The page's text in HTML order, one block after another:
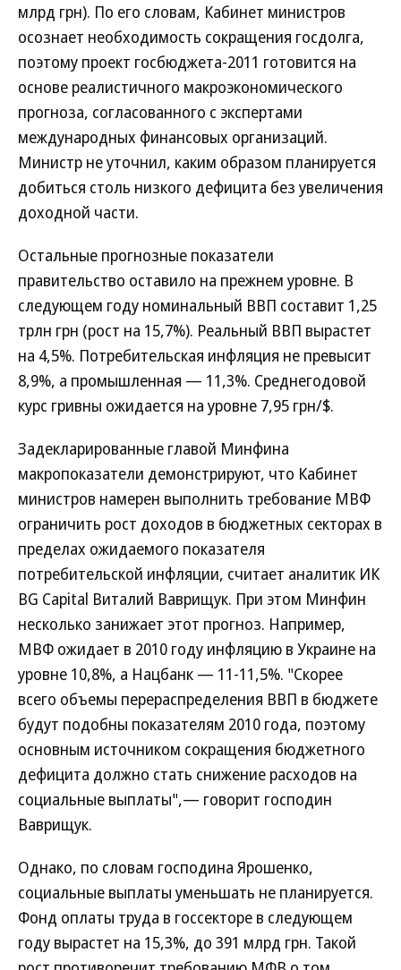
млрд грн). По его словам, Кабинет министров
осознает необходимость сокращения госдолга,
поэтому проект госбюджета-2011 готовится на
основе реалистичного макроэкономического
прогноза, согласованного с экспертами
международных финансовых организаций.
Министр не уточнил, каким образом планируется
добиться столь низкого дефицита без увеличения
доходной части.
Остальные прогнозные показатели
правительство оставило на прежнем уровне. В
следующем году номинальный ВВП составит 1,25
трлн грн (рост на 15,7%). Реальный ВВП вырастет
на 4,5%. Потребительская инфляция не превысит
8,9%, а промышленная — 11,3%. Среднегодовой
курс гривны ожидается на уровне 7,95 грн/$.
Задекларированные главой Минфина
макропоказатели демонстрируют, что Кабинет
министров намерен выполнить требование МВФ
ограничить рост доходов в бюджетных секторах в
пределах ожидаемого показателя
потребительской инфляции, считает аналитик ИК
BG Capital Виталий Ваврищук. При этом Минфин
несколько занижает этот прогноз. Например,
МВФ ожидает в 2010 году инфляцию в Украине на
уровне 10,8%, а Нацбанк — 11-11,5%. "Скорее
всего объемы перераспределения ВВП в бюджете
будут подобны показателям 2010 года, поэтому
основным источником сокращения бюджетного
дефицита должно стать снижение расходов на
социальные выплаты",— говорит господин
Ваврищук.
Однако, по словам господина Ярошенко,
социальные выплаты уменьшать не планируется.
Фонд оплаты труда в госсекторе в следующем
году вырастет на 15,3%, до 391 млрд грн. Такой